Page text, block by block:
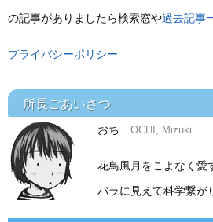
の記事がありましたら検索窓や過去記事
プライバシーポリシー
所長ごあいさつ
おち OCHI, Mizuki
花鳥風月をこよなく愛
バラに見えて科学繋が